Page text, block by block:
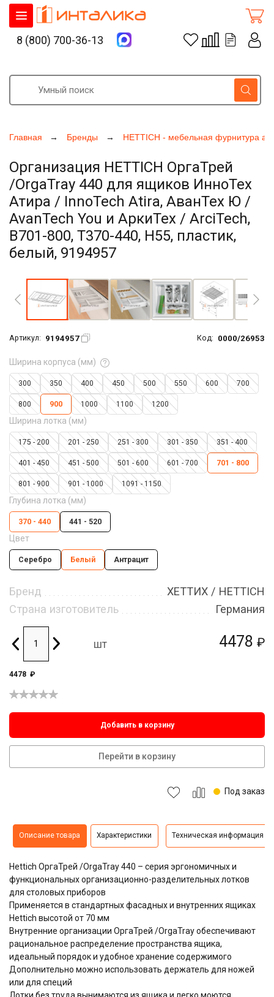
Главная Бренды HETTICH - мебельная фурнитура
Организация HETTICH ОргаТрей
/OrgaTray 440 для ящиков ИнноТех
Атира / InnoTech Atira, АванТех Ю /
AvanTech You и АркиТех / ArciTech,
B701-800, T370-440, H55, пластик,
белый, 9194957
Артикул: 9194957 Код: 0000/26953
4478 ₽
Ширина корпуса (мм)
300 350 400 450 500 550 600 700
800 900 1000 1100 1200
Ширина лотка (мм)
175 - 200 201 - 250 251 - 300 301 - 350 351 - 400
401 - 450 451 - 500 501 - 600 601 - 700 701 - 800
801 - 900 901 - 1000 1091 - 1150
Глубина лотка (мм)
370 - 440 441 - 520
Цвет
Серебро Белый Антрацит
Бренд
ХЕТТИХ / HETTICH
Страна изготовитель
Германия
шт
4478 ₽
Добавить в корзину
Перейти в корзину
Под заказ
Описание товара Характеристики Техническая информация
Hettich ОргаТрей /OrgaTray 440 – серия эргономичных и
функциональных организационно-разделительных лотков
для столовых приборов
Применяется в стандартных фасадных и внутренних ящиках
Hettich высотой от 70 мм
Внутренние организации ОргаТрей /OrgaTray обеспечивают
рациональное распределение пространства ящика,
идеальный порядок и удобное хранение содержимого
Дополнительно можно использовать держатель для ножей
или для специй
Лотки без труда вынимаются из ящика и легко моются
8 (800) 700-36-13